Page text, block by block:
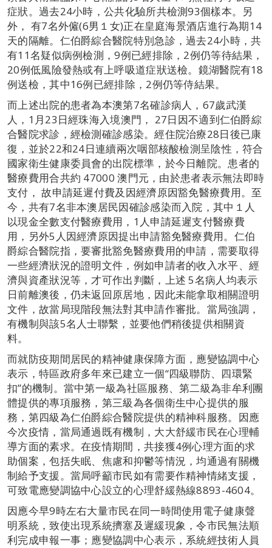
症狀。過去24小時，公共化驗所共檢測93個樣本。另
外， 有7名外僱(6男１女)正在皇庭海景酒店進行為期14
天的隔離。仁伯爵綜合醫院特別急診，過去24小時，共
有11名疑似病例檢測，9例已經排除，2例仍等待結果，
20例低風險發熱或有上呼吸道症狀送檢。鏡湖醫院有18
例送檢，其中16例已經排除，2例仍等侍結果。
而上述出院的患者為本澳第7名確診病人，67歲武漢
人，1月23日經珠海入境澳門， 27日因不適到仁伯爵綜
合醫院求診，經檢測確診感染。經住院治療28日後已康
復，並於22和24日連續兩次咽部核酸檢測呈陰性，符合
國家衛生健康委員會的出院標準，於今日離院。患者的
醫療費用合共約 47000 澳門元，由於患者表示無法即時
支付， 故申請延遲付費及因經濟原因豁免醫療費用。至
今，共有7名非本澳居民因確診感染而入院，其中１人
以現金全數支付醫療費用，1人申請延遲支付醫療費
用，另外5人因經濟原因提出申請豁免醫療費用。仁伯
爵綜合醫院指，要審批豁免醫療費用的申請，需要取得
一些經濟狀況的證明文件，例如申請者的收入水平、經
濟與資產狀況等，才可作出判斷，上述 5名病人均表示
日前離澳後，仍未返回原居地，因此未能拿取相關證明
文件，故當局現階段無法對其申請作審批。當局強調，
有機制與該5名人士聯繫，並要他們稍後提供相關資
料。
而就防疫期間居民的精神健康保障方面，應變協調中心
表示，特區政府多年來已建立一個“四級聯防、四環緊
扣”的機制。當中第一級為社區服務、第二級為非牟利團
體提供的專項服務，第三級為各個衛生中心提供的服
務，第四級為仁伯爵綜合醫院提供的精神科服務。因應
今次疫情，當局通過既有機制，大大舒緩市民在心理輔
導方面的素求。在疫情期間，共接獲4例心理方面的求
助個案，包括失眠、焦慮和抑鬱等情況，均通過有關機
制給予支援。當局呼籲市民如有需要作精神情緒支援，
可致電應變調協中心設立的心理舒緩熱線8893-4604。
因應今早9時左右大量市民在同一時間使用電子健康聲
明系統，致使出現系統擠塞及遲緩現象，令市民無法順
利完成申報一事；應變協調中心表示，系統經技術人員